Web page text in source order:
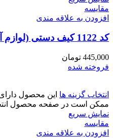
مقايسه
افزودن به علاقه مندی
کد 1122 کیف دستی (لوازم آرایش) طرح برند
445,000 تومان
فروخته شده
انتخاب گزینه ها این محصول
ممکن است در صفحه محصول
نمایش سریع
مقايسه
افزودن به علاقه مندی